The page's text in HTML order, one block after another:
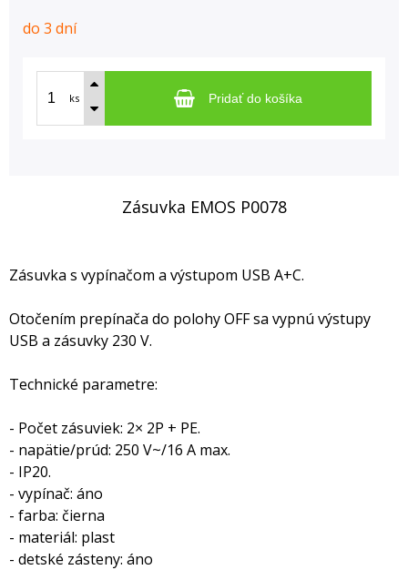
do 3 dní
ks Pridať do košíka
Zásuvka EMOS P0078
Zásuvka s vypínačom a výstupom USB A+C.
Otočením prepínača do polohy OFF sa vypnú výstupy
USB a zásuvky 230 V.
Technické parametre:
- Počet zásuviek: 2× 2P + PE.
- napätie/prúd: 250 V~/16 A max.
- IP20.
- vypínač: áno
- farba: čierna
- materiál: plast
- detské zásteny: áno